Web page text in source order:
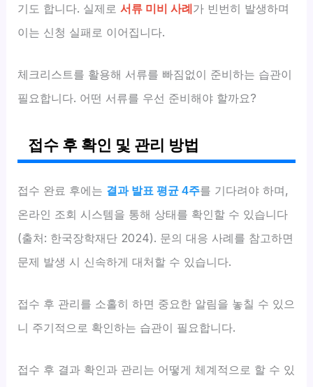
기도 합니다. 실제로서류 미비 사례가 빈번히 발생하며
이는 신청 실패로 이어집니다.
체크리스트를 활용해 서류를 빠짐없이 준비하는 습관이
필요합니다. 어떤 서류를 우선 준비해야 할까요?
접수 후 확인 및 관리 방법
접수 완료 후에는 결과 발표 평균 4주를 기다려야 하며,
온라인 조회 시스템을 통해 상태를 확인할 수 있습니다
(출처: 한국장학재단 2024). 문의 대응 사례를 참고하면
문제 발생 시 신속하게 대처할 수 있습니다.
접수 후 관리를 소홀히 하면 중요한 알림을 놓칠 수 있으
니 주기적으로 확인하는 습관이 필요합니다.
접수 후 결과 확인과 관리는 어떻게 체계적으로 할 수 있